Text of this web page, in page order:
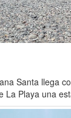
Santa llega
La Playa una